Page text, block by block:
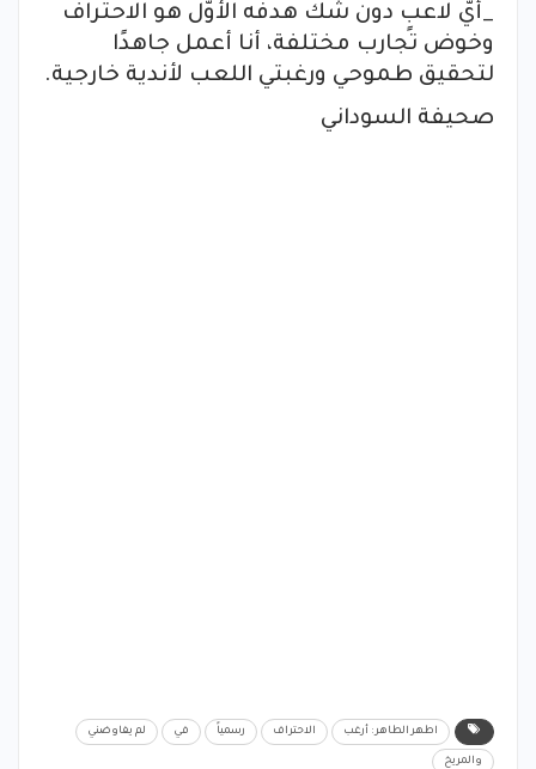
_أيّ لاعبٍ دون شك هدفه الأوّل هو الاحتراف
وخوض تجارب مختلفة، أنا أعمل جاهدًا
لتحقيق طموحي ورغبتي اللعب لأندية خارجية.
صحيفة السوداني
اطهر الطاهر : أرغب الاحتراف رسمياً في لم يفاوضني
والمريخ